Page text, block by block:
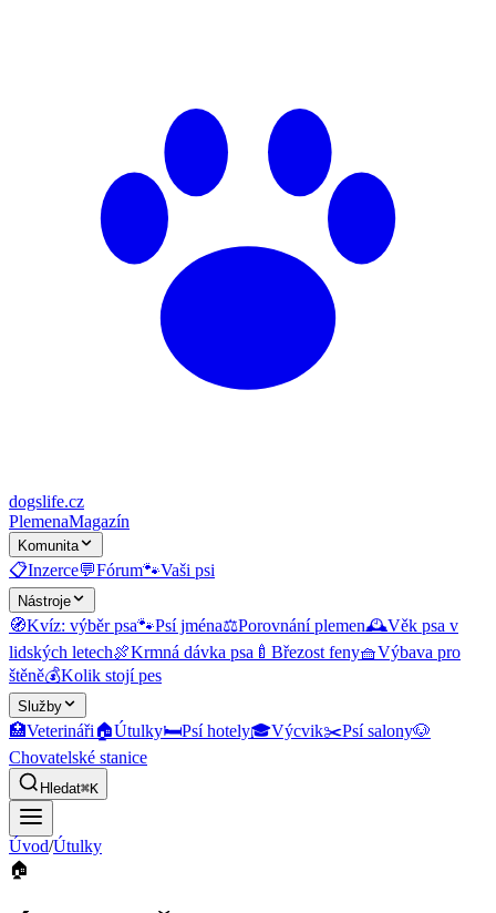
dogslife.cz
PlemenaMagazín
Komunita
📋Inzerce💬Fórum🐾Vaši psi
Nástroje
🧭Kvíz: výběr psa🐾Psí jména⚖️Porovnání plemen🕰️Věk psa v
lidských letech🍖Krmná dávka psa 🍼 Březost feny🧺Výbava pro
štěně💰Kolik stojí pes
Služby
🏥Veterináři🏠Útulky🛏️Psí hotely🎓Výcvik✂️Psí salony🐶
Chovatelské stanice
Hledat⌘K
Úvod/Útulky
🏠